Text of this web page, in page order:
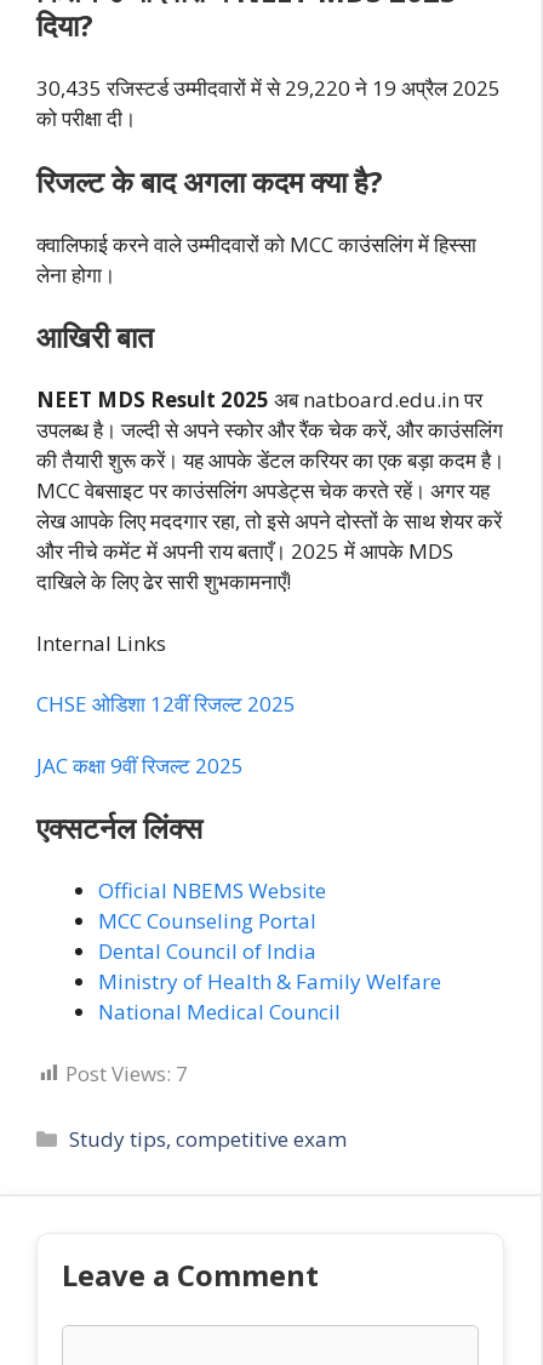
दिया?
30,435 रजिस्टर्ड उम्मीदवारों में से 29,220 ने 19 अप्रैल 2025
को परीक्षा दी।
रिजल्ट के बाद अगला कदम क्या है?
क्वालिफाई करने वाले उम्मीदवारों को MCC काउंसलिंग में हिस्सा
लेना होगा।
आखिरी बात
NEET MDS Result 2025 अब natboard.edu.in पर
उपलब्ध है। जल्दी से अपने स्कोर और रैंक चेक करें, और काउंसलिंग
की तैयारी शुरू करें। यह आपके डेंटल करियर का एक बड़ा कदम है।
MCC वेबसाइट पर काउंसलिंग अपडेट्स चेक करते रहें। अगर यह
लेख आपके लिए मददगार रहा, तो इसे अपने दोस्तों के साथ शेयर करें
और नीचे कमेंट में अपनी राय बताएँ। 2025 में आपके MDS
दाखिले के लिए ढेर सारी शुभकामनाएँ!
Internal Links
CHSE ओडिशा 12वीं रिजल्ट 2025
JAC कक्षा 9वीं रिजल्ट 2025
एक्सटर्नल लिंक्स
Official NBEMS Website
MCC Counseling Portal
Dental Council of India
Ministry of Health & Family Welfare
National Medical Council
Post Views: 7
Categories
Study tips, competitive exam
Leave a Comment